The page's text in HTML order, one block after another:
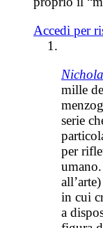
Accedi per
mille
serie
per
in cui
a